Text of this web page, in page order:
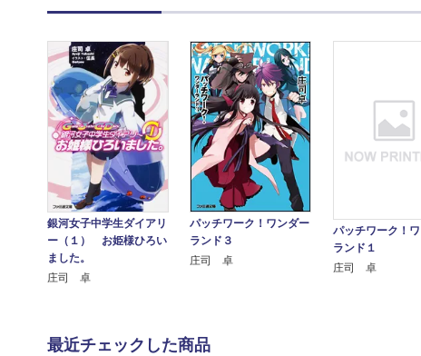
銀河女子中学生ダイアリ
ー（１） お姫様ひろい
ました。
庄司 卓
パッチワーク！ワンダー
ランド３
庄司 卓
パッチワーク！
ランド１
庄司 卓
最近チェックした商品